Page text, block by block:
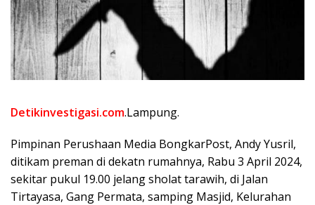
Detikinvestigasi.com.Lampung.
Pimpinan Perushaan Media BongkarPost, Andy Yusril,
ditikam preman di dekatn rumahnya, Rabu 3 April 2024,
sekitar pukul 19.00 jelang sholat tarawih, di Jalan
Tirtayasa, Gang Permata, samping Masjid, Kelurahan